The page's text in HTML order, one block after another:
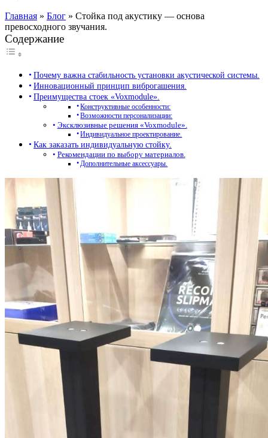
Главная » Блог » Стойка под акустику — основа
превосходного звучания.
Содержание
Почему важна стабильность установки акустической системы.
Инновационный принцип виброгашения.
Преимущества стоек «Voxmodule».
Конструктивные особенности:
Возможности персонализации:
Эксклюзивные решения «Voxmodule».
Индивидуальное проектирование.
Как заказать индивидуальную стойку.
Рекомендации по выбору материалов.
Дополнительные аксессуары.